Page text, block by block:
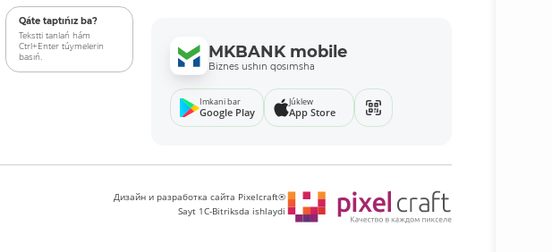
Qáte taptıńız ba?
Tekstti tanlań hám
Ctrl+Enter túymelerin
basıń.
MKBANK mobile
Biznes ushın qosımsha
Imkani bar
Google Play
Júklew
App Store
Дизайн и разработка сайта Pixelcraft®
Sayt 1C-Bitriksda ishlaydi